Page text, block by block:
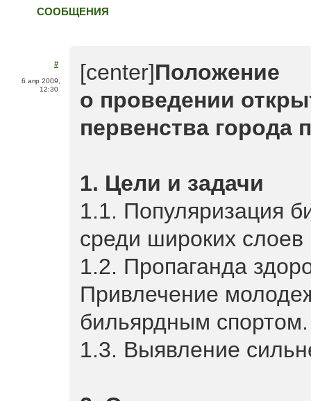
СООБЩЕНИЯ
#
6 апр 2009,
12:30
[center]Положение
о проведении
первенства города
1. Цели и задачи
1.1. Популяризация
среди широких слоев
1.2. Пропаганда
Привлечение
бильярдным спортом.
1.3. Выявление